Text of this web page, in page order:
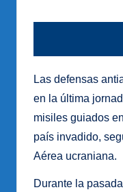
Las defensas
en la última
misiles guiados
país invadido,
Aérea ucraniana.
Durante la